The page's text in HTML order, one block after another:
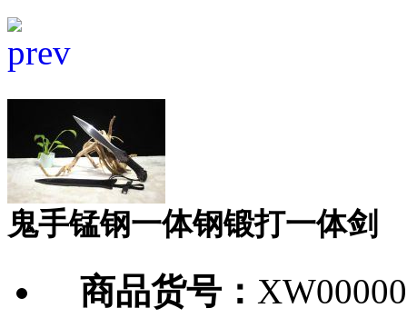
鬼手锰钢一体钢锻打一体剑
商品货号：